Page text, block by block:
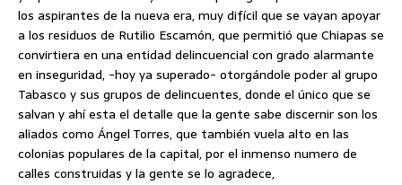
los aspirantes de la nueva era, muy difícil que se vayan apoyar
a los residuos de Rutilio Escamón, que permitió que Chiapas se
convirtiera en una entidad delincuencial con grado alarmante
en inseguridad, -hoy ya superado- otorgándole poder al grupo
Tabasco y sus grupos de delincuentes, donde el único que se
salvan y ahí esta el detalle que la gente sabe discernir son los
aliados como Ángel Torres, que también vuela alto en las
colonias populares de la capital, por el inmenso numero de
calles construidas y la gente se lo agradece,